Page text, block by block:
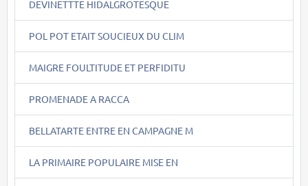
DEVINETTTE HIDALGROTESQUE
POL POT ETAIT SOUCIEUX DU CLIM
MAIGRE FOULTITUDE ET PERFIDITU
PROMENADE A RACCA
BELLATARTE ENTRE EN CAMPAGNE M
LA PRIMAIRE POPULAIRE MISE EN